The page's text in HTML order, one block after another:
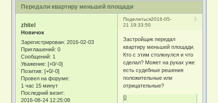
Передали квартиру меньшей площади
Поделиться 1
2016-05-
21 19:33:50
zhitel
Новичок
Зарегистрирован: 2016-02-03
Приглашений: 0
Сообщений: 1
Уважение: [+0/-0]
Позитив: [+0/-0]
Провел на форуме:
1 час 15 минут
Последний визит:
2016-08-24 12:25:08
Застройщик передал
квартиру меньшей площади.
Кто с этим столкнулся и что
сделал? Может на руках уже
есть судебные решения
положительные или
отрицательные?
0